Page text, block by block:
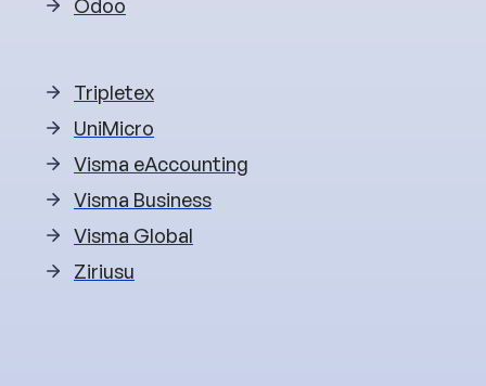
Odoo
Tripletex
UniMicro
Visma eAccounting
Visma Business
Visma Global
Ziriusu